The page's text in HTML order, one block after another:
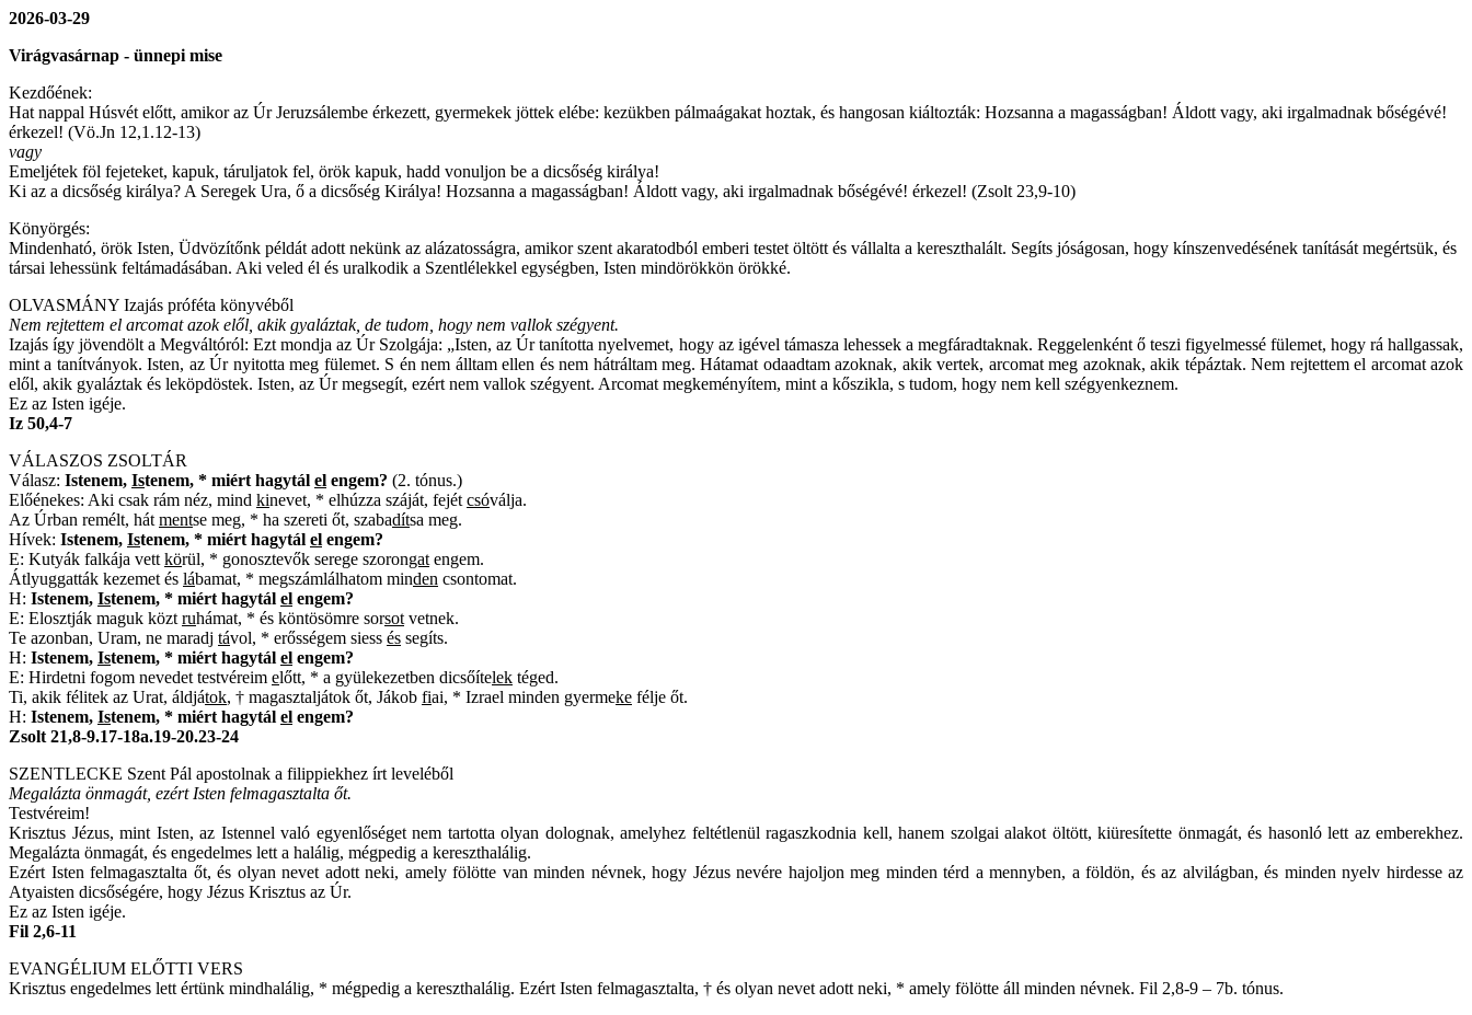
2026-03-29
Virágvasárnap - ünnepi mise
Kezdőének:
Hat nappal Húsvét előtt, amikor az Úr Jeruzsálembe érkezett, gyermekek jöttek elébe: kezükben pálmaágakat hoztak, és hangosan kiáltozták: Hozsanna a magasságban! Áldott vagy, aki irgalmadnak bőségévé!
érkezel! (Vö.Jn 12,1.12-13)
vagy
Emeljétek föl fejeteket, kapuk, táruljatok fel, örök kapuk, hadd vonuljon be a dicsőség királya!
Ki az a dicsőség királya? A Seregek Ura, ő a dicsőség Királya! Hozsanna a magasságban! Áldott vagy, aki irgalmadnak bőségévé! érkezel! (Zsolt 23,9-10)
Könyörgés:
Mindenható, örök Isten, Üdvözítőnk példát adott nekünk az alázatosságra, amikor szent akaratodból emberi testet öltött és vállalta a kereszthalált. Segíts jóságosan, hogy kínszenvedésének tanítását megértsük, és
társai lehessünk feltámadásában. Aki veled él és uralkodik a Szentlélekkel egységben, Isten mindörökkön örökké.
OLVASMÁNY Izajás próféta könyvéből
Nem rejtettem el arcomat azok elől, akik gyaláztak, de tudom, hogy nem vallok szégyent.
Izajás így jövendölt a Megváltóról: Ezt mondja az Úr Szolgája: „Isten, az Úr tanította nyelvemet, hogy az igével támasza lehessek a megfáradtaknak. Reggelenként ő teszi figyelmessé fülemet, hogy rá hallgassak,
mint a tanítványok. Isten, az Úr nyitotta meg fülemet. S én nem álltam ellen és nem hátráltam meg. Hátamat odaadtam azoknak, akik vertek, arcomat meg azoknak, akik tépáztak. Nem rejtettem el arcomat azok
elől, akik gyaláztak és leköpdöstek. Isten, az Úr megsegít, ezért nem vallok szégyent. Arcomat megkeményítem, mint a kőszikla, s tudom, hogy nem kell szégyenkeznem.
Ez az Isten igéje.
Iz 50,4-7
VÁLASZOS ZSOLTÁR
Válasz: Istenem, Istenem, * miért hagytál el engem? (2. tónus.)
Előénekes: Aki csak rám néz, mind kinevet, * elhúzza száját, fejét csóválja.
Az Úrban remélt, hát mentse meg, * ha szereti őt, szabadítsa meg.
Hívek: Istenem, Istenem, * miért hagytál el engem?
E: Kutyák falkája vett körül, * gonosztevők serege szorongat engem.
Átlyuggatták kezemet és lábamat, * megszámlálhatom minden csontomat.
H: Istenem, Istenem, * miért hagytál el engem?
E: Elosztják maguk közt ruhámat, * és köntösömre sorsot vetnek.
Te azonban, Uram, ne maradj távol, * erősségem siess és segíts.
H: Istenem, Istenem, * miért hagytál el engem?
E: Hirdetni fogom nevedet testvéreim előtt, * a gyülekezetben dicsőítelek téged.
Ti, akik félitek az Urat, áldjátok, † magasztaljátok őt, Jákob fiai, * Izrael minden gyermeke félje őt.
H: Istenem, Istenem, * miért hagytál el engem?
Zsolt 21,8-9.17-18a.19-20.23-24
SZENTLECKE Szent Pál apostolnak a filippiekhez írt leveléből
Megalázta önmagát, ezért Isten felmagasztalta őt.
Testvéreim!
Krisztus Jézus, mint Isten, az Istennel való egyenlőséget nem tartotta olyan dolognak, amelyhez feltétlenül ragaszkodnia kell, hanem szolgai alakot öltött, kiüresítette önmagát, és hasonló lett az emberekhez.
Megalázta önmagát, és engedelmes lett a halálig, mégpedig a kereszthalálig.
Ezért Isten felmagasztalta őt, és olyan nevet adott neki, amely fölötte van minden névnek, hogy Jézus nevére hajoljon meg minden térd a mennyben, a földön, és az alvilágban, és minden nyelv hirdesse az
Atyaisten dicsőségére, hogy Jézus Krisztus az Úr.
Ez az Isten igéje.
Fil 2,6-11
EVANGÉLIUM ELŐTTI VERS
Krisztus engedelmes lett értünk mindhalálig, * mégpedig a kereszthalálig. Ezért Isten felmagasztalta, † és olyan nevet adott neki, * amely fölötte áll minden névnek. Fil 2,8-9 – 7b. tónus.